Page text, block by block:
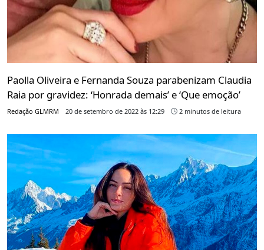
Paolla Oliveira e Fernanda Souza parabenizam Claudia
Raia por gravidez: ‘Honrada demais’ e ‘Que emoção’
Redação GLMRM 20 de setembro de 2022 às 12:29 2 minutos de leitura